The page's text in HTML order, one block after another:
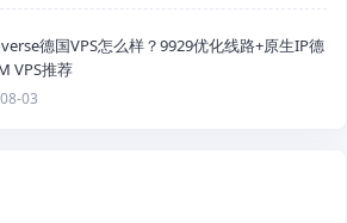
德国VPS怎么样？9929优化线路+原生IP德
VPS推荐
03